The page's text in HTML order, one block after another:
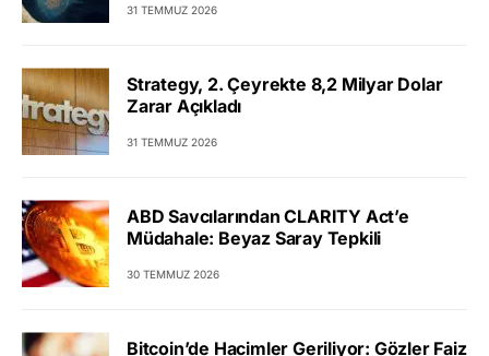
31 TEMMUZ 2026
Strategy, 2. Çeyrekte 8,2 Milyar Dolar
Zarar Açıkladı
31 TEMMUZ 2026
ABD Savcılarından CLARITY Act’e
Müdahale: Beyaz Saray Tepkili
30 TEMMUZ 2026
Bitcoin’de Hacimler Geriliyor: Gözler Faiz